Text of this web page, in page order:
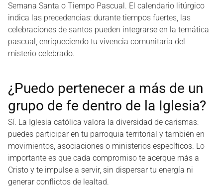
Semana Santa o Tiempo Pascual. El calendario litúrgico
indica las precedencias: durante tiempos fuertes, las
celebraciones de santos pueden integrarse en la temática
pascual, enriqueciendo tu vivencia comunitaria del
misterio celebrado.
¿Puedo pertenecer a más de un
grupo de fe dentro de la Iglesia?
Sí. La Iglesia católica valora la diversidad de carismas:
puedes participar en tu parroquia territorial y también en
movimientos, asociaciones o ministerios específicos. Lo
importante es que cada compromiso te acerque más a
Cristo y te impulse a servir, sin dispersar tu energía ni
generar conflictos de lealtad.